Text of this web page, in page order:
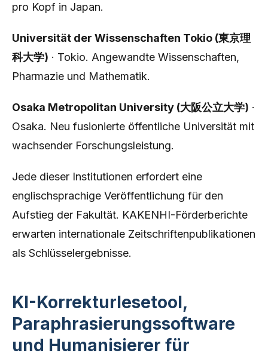
pro Kopf in Japan.
Universität der Wissenschaften Tokio (東京理
科大学) · Tokio. Angewandte Wissenschaften,
Pharmazie und Mathematik.
Osaka Metropolitan University (大阪公立大学) ·
Osaka. Neu fusionierte öffentliche Universität mit
wachsender Forschungsleistung.
Jede dieser Institutionen erfordert eine
englischsprachige Veröffentlichung für den
Aufstieg der Fakultät. KAKENHI-Förderberichte
erwarten internationale Zeitschriftenpublikationen
als Schlüsselergebnisse.
KI-Korrekturlesetool,
Paraphrasierungssoftware
und Humanisierer für